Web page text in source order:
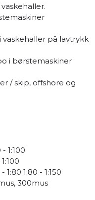
på lavtrykk
i børstemaskiner
/ skip, offshore og
1:100
1:80 - 1:150
300mus